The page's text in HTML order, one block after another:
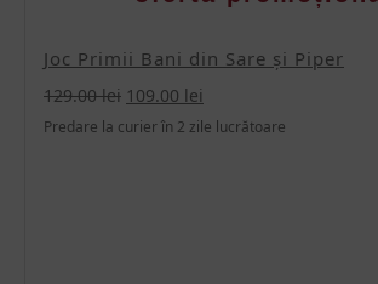
Joc Primii Bani din Sare și Piper
129.00lei Prețul
inițial
109.00 lei
curent
Predare la curier în 2 zile lucrătoare